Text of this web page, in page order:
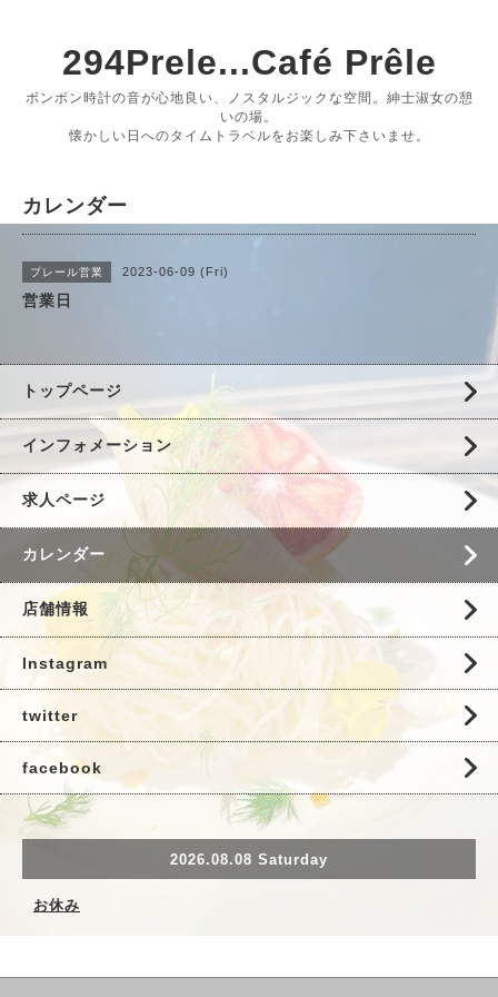
294Prele...Café Prêle
ボンボン時計の音が心地良い、ノスタルジックな空間。紳士淑女の憩
いの場。
懐かしい日へのタイムトラベルをお楽しみ下さいませ。
カレンダー
プレール営業 2023-06-09 (Fri)
営業日
トップページ
インフォメーション
求人ページ
カレンダー
店舗情報
Instagram
twitter
facebook
2026.08.08 Saturday
お休み